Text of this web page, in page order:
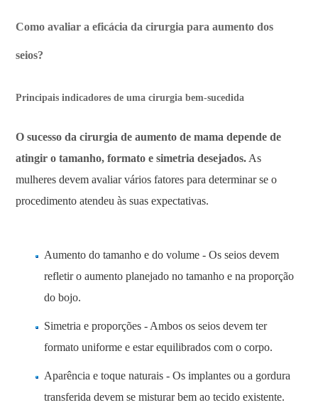
Como avaliar a eficácia da cirurgia para aumento dos
seios?
Principais indicadores de uma cirurgia bem-sucedida
O sucesso da cirurgia de aumento de mama depende de
atingir o tamanho, formato e simetria desejados. As
mulheres devem avaliar vários fatores para determinar se o
procedimento atendeu às suas expectativas.
Aumento do tamanho e do volume - Os seios devem
refletir o aumento planejado no tamanho e na proporção
do bojo.
Simetria e proporções - Ambos os seios devem ter
formato uniforme e estar equilibrados com o corpo.
Aparência e toque naturais - Os implantes ou a gordura
transferida devem se misturar bem ao tecido existente.